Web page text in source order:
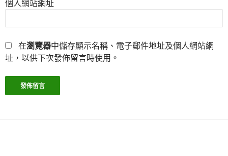
個人網站網址
在瀏覽器中儲存顯示名稱、電子郵件地址及個人網站網
址，以供下次發佈留言時使用。